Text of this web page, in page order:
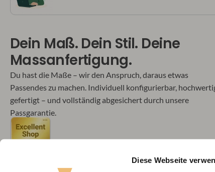
Diese Webseite
Dein Maß. Dein Stil. Deine
Massanfertigung.
Du hast die Maße – wir den Anspruch, daraus etwas
Passendes zu machen. Individuell konfigurierbar,
gefertigt – und vollständig abgesichert durch unsere
Passgarantie.